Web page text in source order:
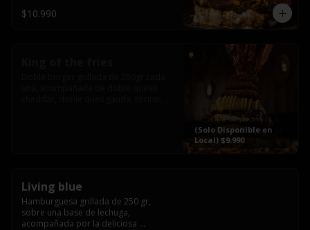
$10.990
(Solo Disponible en
Local) $9.990
Living blue
Hamburguesa grillada de 250 gr,
sobre una base de lechuga,
acompañada por la deliciosa